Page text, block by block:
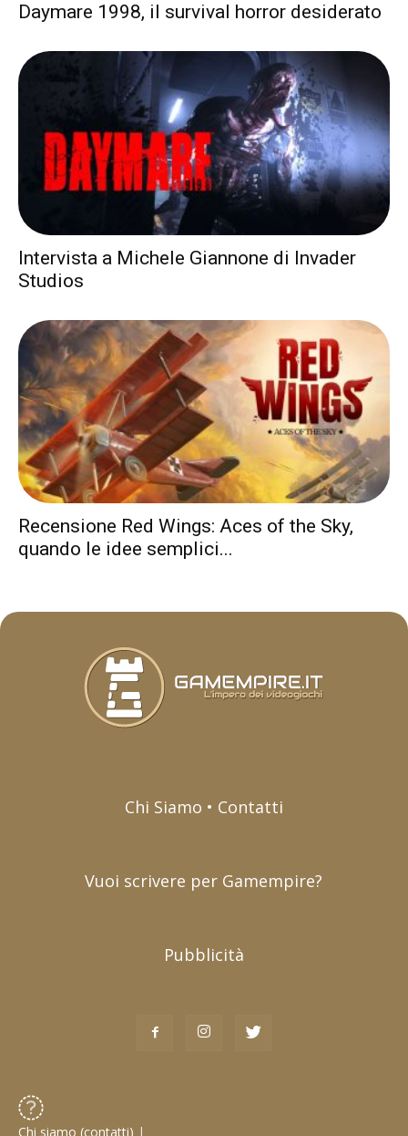
Daymare 1998, il survival horror desiderato
Intervista a Michele Giannone di Invader
Studios
Recensione Red Wings: Aces of the Sky,
quando le idee semplici...
Chi Siamo • Contatti
Vuoi scrivere per Gamempire?
Pubblicità
Chi siamo (contatti) |